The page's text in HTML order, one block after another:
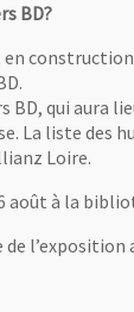
BD?
qui aura
La liste
Loire.
août à la